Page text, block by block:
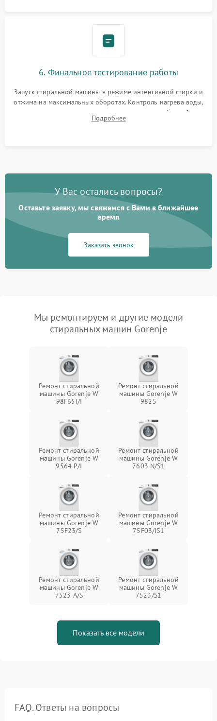
6. Финальное тестирование работы
Запуск стиральной машины в режиме интенсивной стирки и
отжима на максимальных оборотах. Контроль нагрева воды,
корректности слива, отсутствия излишних вибраций,
посторонних стуков и протечек под корпусом.
Подробнее
У Вас остались вопросы?
Оставьте заявку, мы свяжемся с Вами в ближайшее
время
Заказать звонок
Мы ремонтируем и другие модели
стиральных машин Gorenje
Ремонт стиральной
машины Gorenje W
98F65I/I
Ремонт стиральной
машины Gorenje W
9825
Ремонт стиральной
машины Gorenje W
9564 P/I
Ремонт стиральной
машины Gorenje W
7603 N/S1
Ремонт стиральной
машины Gorenje W
75F23/S
Ремонт стиральной
машины Gorenje W
75F03/IS1
Ремонт стиральной
машины Gorenje W
7523 A/S
Ремонт стиральной
машины Gorenje W
7523/S1
Показать все модели
FAQ. Ответы на вопросы